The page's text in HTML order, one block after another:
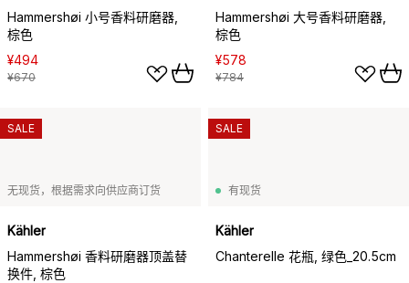
Hammershøi 小号香料研磨器,
棕色
¥494
¥670
Hammershøi 大号香料研磨器,
棕色
¥578
¥784
无现货，根据需求向供应商订货
Kähler
Hammershøi 香料研磨器顶盖替
换件, 棕色
SALE
有现货
Kähler
Chanterelle 花瓶, 绿色_20.5cm
SALE